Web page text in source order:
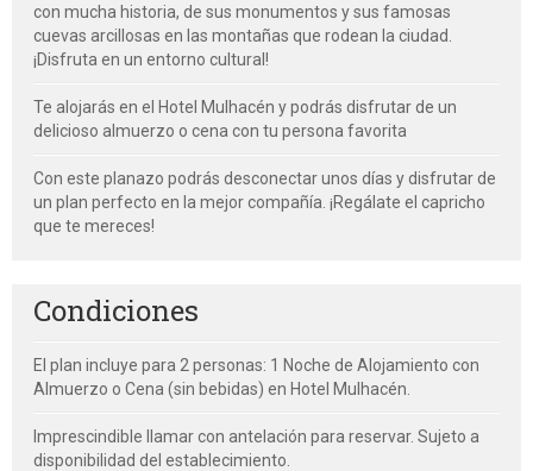
con mucha historia, de sus monumentos y sus famosas
cuevas arcillosas en las montañas que rodean la ciudad.
¡Disfruta en un entorno cultural!
Te alojarás en el Hotel Mulhacén y podrás disfrutar de un
delicioso almuerzo o cena con tu persona favorita
Con este planazo podrás desconectar unos días y disfrutar de
un plan perfecto en la mejor compañía. ¡Regálate el capricho
que te mereces!
Condiciones
El plan incluye para 2 personas: 1 Noche de Alojamiento con
Almuerzo o Cena (sin bebidas) en Hotel Mulhacén.
Imprescindible llamar con antelación para reservar. Sujeto a
disponibilidad del establecimiento.